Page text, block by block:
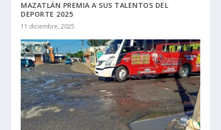
MAZATLÁN PREMIA A SUS TALENTOS DEL
DEPORTE 2025
11 diciembre, 2025